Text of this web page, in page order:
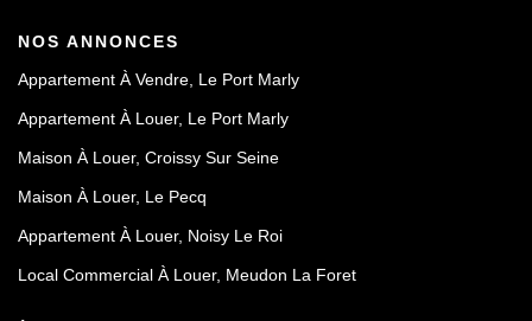
NOS ANNONCES
Appartement À Vendre, Le Port Marly
Appartement À Louer, Le Port Marly
Maison À Louer, Croissy Sur Seine
Maison À Louer, Le Pecq
Appartement À Louer, Noisy Le Roi
Local Commercial À Louer, Meudon La Foret